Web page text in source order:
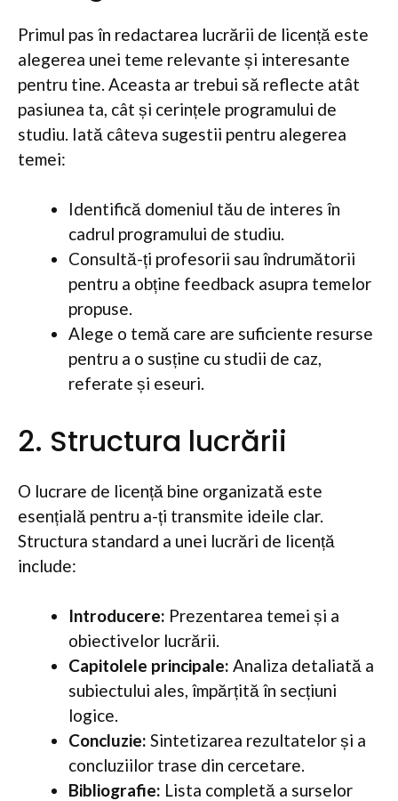
Primul pas în redactarea lucrării de licență este
alegerea unei teme relevante și interesante
pentru tine. Aceasta ar trebui să reflecte atât
pasiunea ta, cât și cerințele programului de
studiu. Iată câteva sugestii pentru alegerea
temei:
Identifică domeniul tău de interes în
cadrul programului de studiu.
Consultă-ți profesorii sau îndrumătorii
pentru a obține feedback asupra temelor
propuse.
Alege o temă care are suficiente resurse
pentru a o susține cu studii de caz,
referate și eseuri.
2. Structura lucrării
O lucrare de licență bine organizată este
esențială pentru a-ți transmite ideile clar.
Structura standard a unei lucrări de licență
include:
Introducere: Prezentarea temei și a
obiectivelor lucrării.
Capitolele principale: Analiza detaliată a
subiectului ales, împărțită în secțiuni
logice.
Concluzie: Sintetizarea rezultatelor și a
concluziilor trase din cercetare.
Bibliografie: Lista completă a surselor